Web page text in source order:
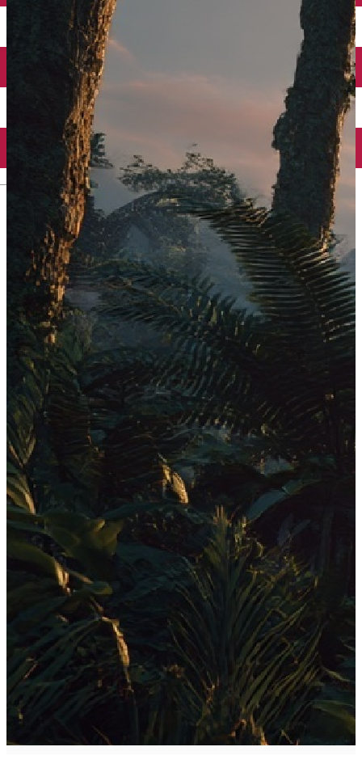
Închirieri auto
Închirieri biciclete
Taxi
Încărcare vehicule electrice